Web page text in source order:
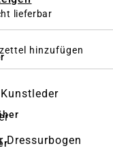
lieferbar
hinzufügen
Dressurbogen